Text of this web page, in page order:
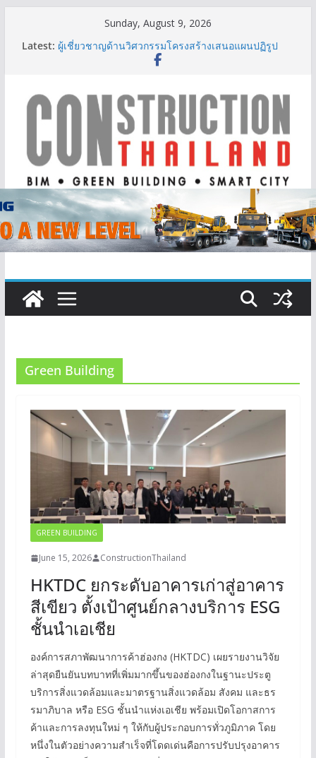
Sunday, August 9, 2026
Latest:
IHG Hotels & Resorts เปิดตัว ฮอลิเดย์ อินน์ เอ็กซ์เพรส
อ่าวนางแห่งแรกในกระบี่
ผู้เชี่ยวชาญด้านวิศวกรรมโครงสร้างเสนอแผนปฏิรูป
TITLE เผยรายได้ครึ่งปีแรก’69 มากกว่า 2,000 ล้านบาท
เติบโต 377% ชี้ดีมานด์ภูเก็ตยังแกร่ง
BCT Expo 2026 ชูแนวคิด “Empowering Net Zero in
Construction & Mining” ขับเคลื่อนอุตสาหกรรม
ก่อสร้างและเหมืองแร่สู่สังคมคาร์บอนต่ำอย่างยั่งยืน
เดินหน้าสร้างการเติบโตอย่างยั่งยืน
Green Building
GREEN BUILDING
June 15, 2026 ConstructionThailand
HKTDC ยกระดับอาคารเก่าสู่อาคาร
สีเขียว ตั้งเป้าศูนย์กลางบริการ ESG
ชั้นนำเอเชีย
องค์การสภาพัฒนาการค้าฮ่องกง (HKTDC) เผยรายงานวิจัย
ล่าสุดยืนยันบทบาทที่เพิ่มมากขึ้นของฮ่องกงในฐานะประตู
บริการสิ่งแวดล้อมและมาตรฐานสิ่งแวดล้อม สังคม และธร
รมาภิบาล หรือ ESG ชั้นนำแห่งเอเชีย พร้อมเปิดโอกาสการ
ค้าและการลงทุนใหม่ ๆ ให้กับผู้ประกอบการทั่วภูมิภาค โดย
หนึ่งในตัวอย่างความสำเร็จที่โดดเด่นคือการปรับปรุงอาคาร